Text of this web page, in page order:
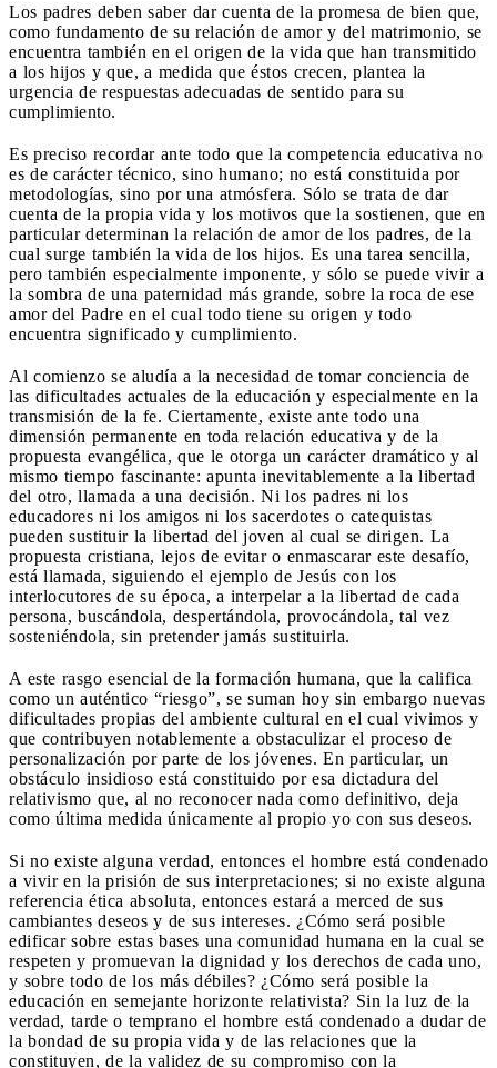
Los padres deben saber dar cuenta de la promesa de bien que,
como fundamento de su relación de amor y del matrimonio, se
encuentra también en el origen de la vida que han transmitido
a los hijos y que, a medida que éstos crecen, plantea la
urgencia de respuestas adecuadas de sentido para su
cumplimiento.
Es preciso recordar ante todo que la competencia educativa no
es de carácter técnico, sino humano; no está constituida por
metodologías, sino por una atmósfera. Sólo se trata de dar
cuenta de la propia vida y los motivos que la sostienen, que en
particular determinan la relación de amor de los padres, de la
cual surge también la vida de los hijos. Es una tarea sencilla,
pero también especialmente imponente, y sólo se puede vivir a
la sombra de una paternidad más grande, sobre la roca de ese
amor del Padre en el cual todo tiene su origen y todo
encuentra significado y cumplimiento.
Al comienzo se aludía a la necesidad de tomar conciencia de
las dificultades actuales de la educación y especialmente en la
transmisión de la fe. Ciertamente, existe ante todo una
dimensión permanente en toda relación educativa y de la
propuesta evangélica, que le otorga un carácter dramático y al
mismo tiempo fascinante: apunta inevitablemente a la libertad
del otro, llamada a una decisión. Ni los padres ni los
educadores ni los amigos ni los sacerdotes o catequistas
pueden sustituir la libertad del joven al cual se dirigen. La
propuesta cristiana, lejos de evitar o enmascarar este desafío,
está llamada, siguiendo el ejemplo de Jesús con los
interlocutores de su época, a interpelar a la libertad de cada
persona, buscándola, despertándola, provocándola, tal vez
sosteniéndola, sin pretender jamás sustituirla.
A este rasgo esencial de la formación humana, que la califica
como un auténtico “riesgo”, se suman hoy sin embargo nuevas
dificultades propias del ambiente cultural en el cual vivimos y
que contribuyen notablemente a obstaculizar el proceso de
personalización por parte de los jóvenes. En particular, un
obstáculo insidioso está constituido por esa dictadura del
relativismo que, al no reconocer nada como definitivo, deja
como última medida únicamente al propio yo con sus deseos.
Si no existe alguna verdad, entonces el hombre está condenado
a vivir en la prisión de sus interpretaciones; si no existe alguna
referencia ética absoluta, entonces estará a merced de sus
cambiantes deseos y de sus intereses. ¿Cómo será posible
edificar sobre estas bases una comunidad humana en la cual se
respeten y promuevan la dignidad y los derechos de cada uno,
y sobre todo de los más débiles? ¿Cómo será posible la
educación en semejante horizonte relativista? Sin la luz de la
verdad, tarde o temprano el hombre está condenado a dudar de
la bondad de su propia vida y de las relaciones que la
constituyen, de la validez de su compromiso con la